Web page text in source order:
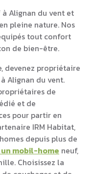
Alignan du vent et
pleine nature. Nos
tout confort
de bien-être.
devenez propriétaire
Alignan du vent.
de
et de
pour partir en
IRM Habitat,
depuis plus de
mobil-home neuf,
Choisissez la